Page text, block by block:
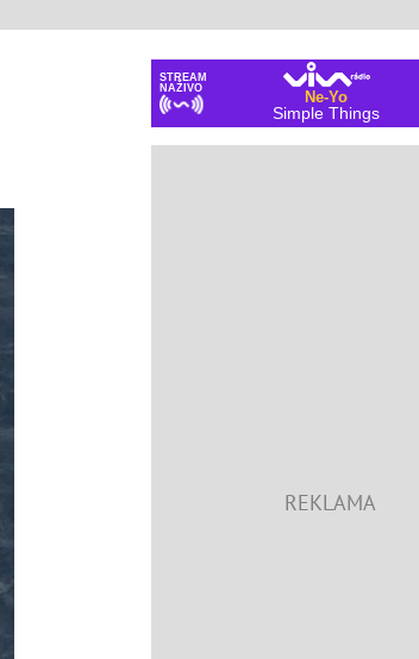
STREAM
NAŽIVO
Ne-Yo
Simple Things